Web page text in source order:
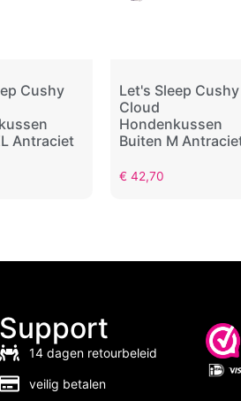
Cushy
Antraciet
Let's Sleep Cushy
Cloud
Hondenkussen
Buiten M
€ 42,70
Support
14 dagen retourbeleid
veilig betalen